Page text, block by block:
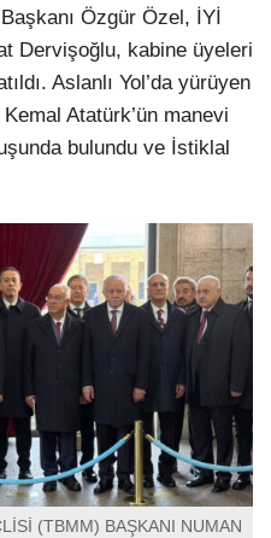
Özgür Özel, İYİ
Dervişoğlu, kabine üyeleri
Aslanlı Yol’da yürüyen
Atatürk’ün manevi
bulundu ve İstiklal
(TBMM) BAŞKANI NUMAN